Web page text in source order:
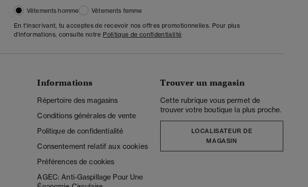
Vêtements homme
Vêtements femme
En t'inscrivant, tu acceptes de recevoir nos offres promotionnelles. Pour plus
d'informations, consulte notre Politique de confidentialité
Informations
Répertoire des magasins
Conditions générales de vente
Politique de confidentialité
Consentement relatif aux cookies
Préférences de cookies
AGEC: Anti-Gaspillage Pour Une
Trouver un magasin
Cette rubrique vous permet de
trouver votre boutique la plus proche.
LOCALISATEUR DE
MAGASIN